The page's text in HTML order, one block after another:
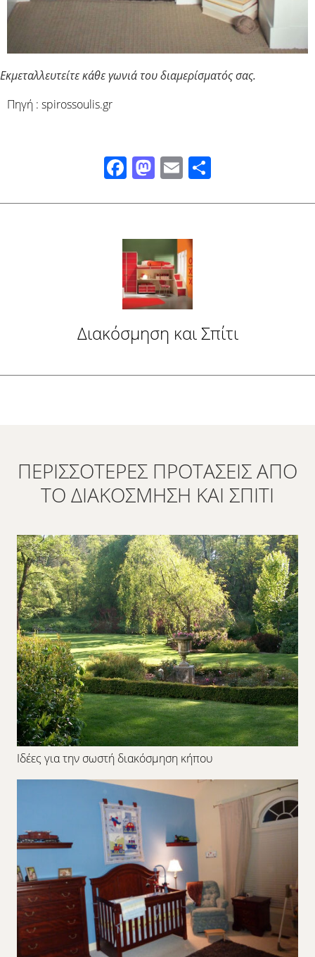
Εκμεταλλευτείτε κάθε γωνιά του διαμερίσματός σας.
Πηγή : spirossoulis.gr
Facebook
Mastodon
Email
Διακόσμηση και Σπίτι
ΠΕΡΙΣΣΌΤΕΡΕΣ ΠΡΟΤΆΣΕΙΣ ΑΠΌ
ΤΟ ΔΙΑΚΌΣΜΗΣΗ ΚΑΙ ΣΠΊΤΙ
Ιδέες για την σωστή διακόσμηση κήπου